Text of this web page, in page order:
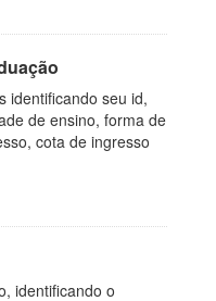
identificando seu id,
de ensino, forma de
cota de ingresso
identificando o